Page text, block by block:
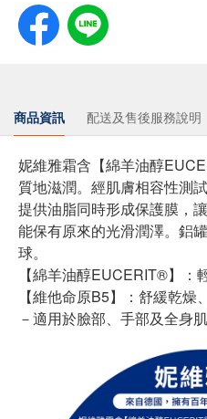
商品資訊 配送及售後服務說明
妮維雅霜含【綿羊油醇
質地滋潤。經肌膚相容性測
提供油脂同時形成保護膜，
能保有原來的光滑潤澤。鋁
球。
【綿羊油醇EUCERIT®】：
【維他命原B5】：舒緩乾燥
－適用於臉部、手部及全身